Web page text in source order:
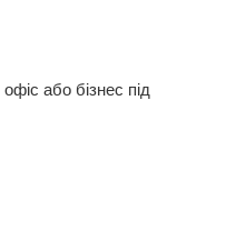
або бізнес під